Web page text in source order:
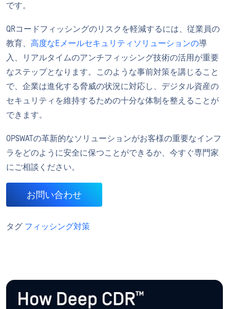
です。
QRコードフィッシングのリスクを軽減するには、従業員の
教育、 高度なEメールセキュリティソリューションの導
入、リアルタイムのアンチフィッシング技術の活用が重要
なステップとなります。このような事前対策を講じること
で、企業は進化する脅威の状況に対応し、デジタル資産の
セキュリティを維持するための十分な体制を整えることが
できます。
OPSWATの革新的なソリューションがお客様の重要なインフ
ラをどのように安全に保つことができるか、今すぐ専門家
にご相談ください。
お問い合わせ
タグ フィッシング対策